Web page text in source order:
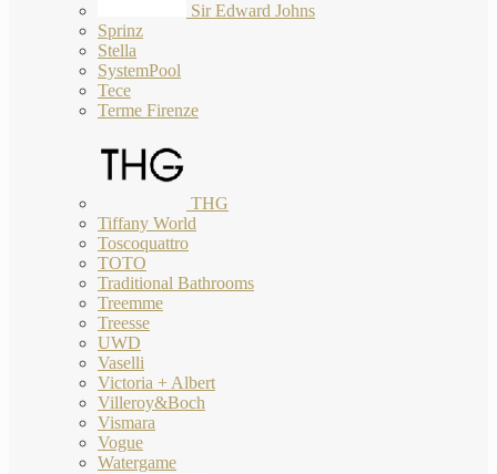
Sir Edward Johns
Sprinz
Stella
SystemPool
Tece
Terme Firenze
THG
Tiffany World
Toscoquattro
TOTO
Traditional Bathrooms
Treemme
Treesse
UWD
Vaselli
Victoria + Albert
Villeroy&Boch
Vismara
Vogue
Watergame